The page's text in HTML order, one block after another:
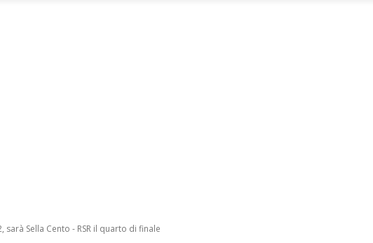
sarà Sella Cento - RSR il quarto di finale